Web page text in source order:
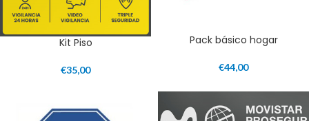
Kit Piso
€35,00
Pack básico hogar
€44,00